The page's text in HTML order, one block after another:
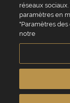
Chi siamo?
réseaux
paramètres en
"Paramètres
notre